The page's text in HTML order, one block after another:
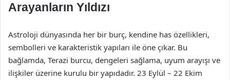
Arayanların Yıldızı
Astroloji dünyasında her bir burç, kendine has özellikleri,
sembolleri ve karakteristik yapıları ile öne çıkar. Bu
bağlamda, Terazi burcu, dengeleri sağlama, uyum arayışı ve
ilişkiler üzerine kurulu bir yapıdadır. 23 Eylül – 22 Ekim